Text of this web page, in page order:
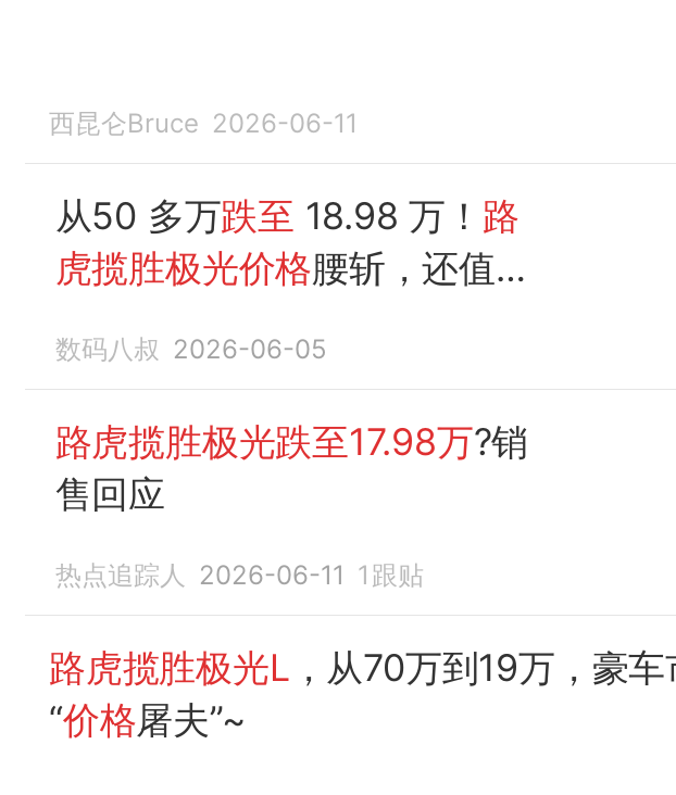
西昆仑Bruce 2026-06-11
从50 多万跌至 18.98 万！ 路
虎揽胜极光价格腰斩，还值得
数码八叔 2026-06-05
路虎揽胜极光跌至17.98万?销
售回应
热点追踪人 2026-06-11 1 跟贴
路虎揽胜极光L ，从70万到19万，豪
“价格屠夫”~